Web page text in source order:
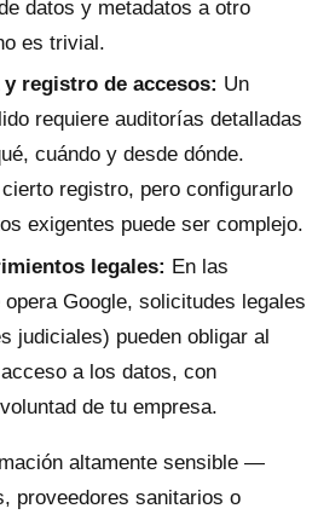
datos y metadatos a otro
es trivial.
registro de accesos: Un
requiere auditorías detalladas
cuándo y desde dónde.
registro, pero configurarlo
exigentes puede ser complejo.
legales: En las
Google, solicitudes legales
judiciales) pueden obligar al
a los datos, con
de tu empresa.
altamente sensible —
proveedores sanitarios o